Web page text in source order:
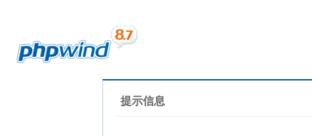
提示信息